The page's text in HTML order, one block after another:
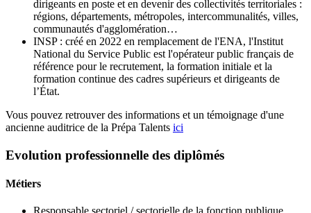
dirigeants en poste et en devenir des collectivités territoriales :
régions, départements, métropoles, intercommunalités, villes,
communautés d'agglomération…
INSP : créé en 2022 en remplacement de l'ENA, l'Institut
National du Service Public est l'opérateur public français de
référence pour le recrutement, la formation initiale et la
formation continue des cadres supérieurs et dirigeants de
l’État.
Vous pouvez retrouver des informations et un témoignage d'une
ancienne auditrice de la Prépa Talents ici
Evolution professionnelle des diplômés
Métiers
Responsable sectoriel / sectorielle de la fonction publique